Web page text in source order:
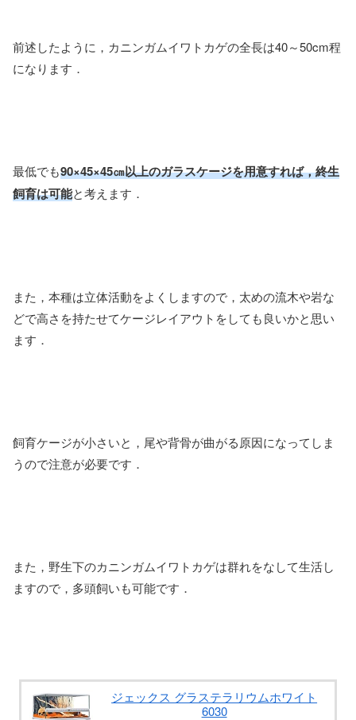
前述したように，カニンガムイワトカゲの全長は40～50cm程
になります．
最低でも90×45×45㎝以上のガラスケージを用意すれば，終生
飼育は可能と考えます．
また，本種は立体活動をよくしますので，太めの流木や岩な
どで高さを持たせてケージレイアウトをしても良いかと思い
ます．
飼育ケージが小さいと，尾や背骨が曲がる原因になってしま
うので注意が必要です．
また，野生下のカニンガムイワトカゲは群れをなして生活し
ますので，多頭飼いも可能です．
ジェックス グラステラリウムホワイト
6030